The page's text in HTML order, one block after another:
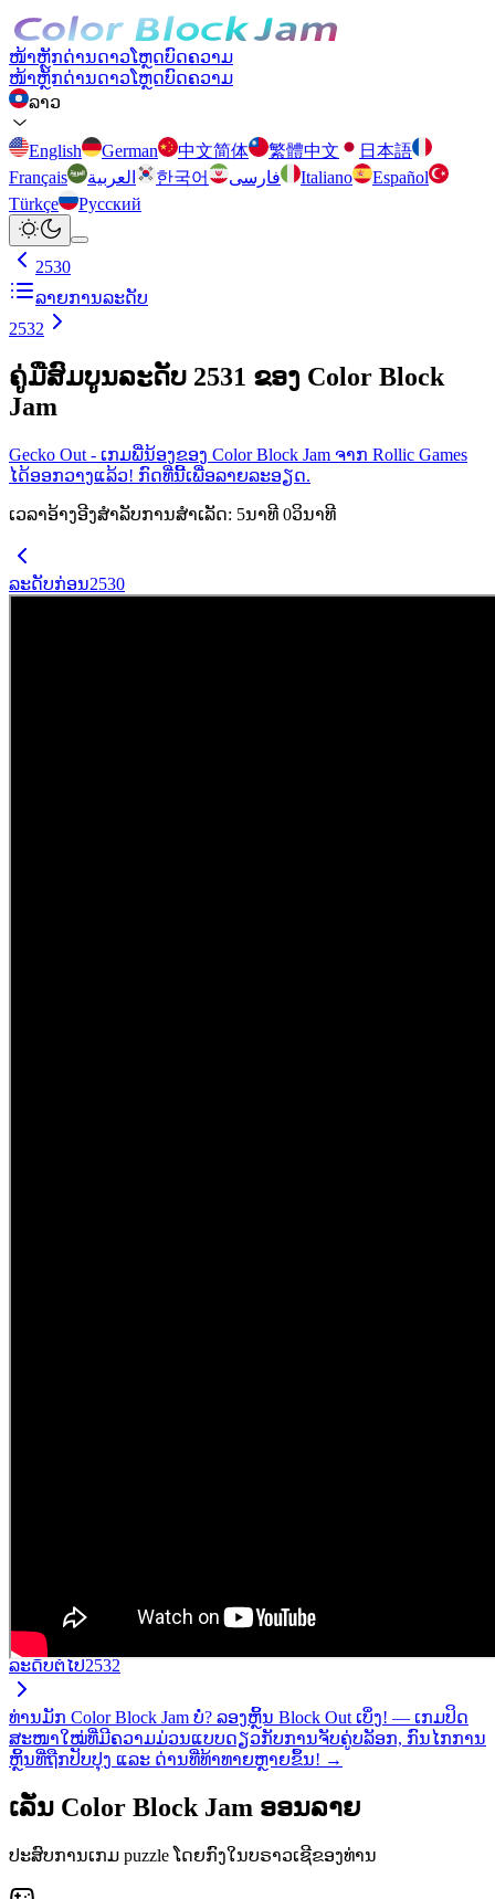
ໜ້າຫຼັກດ່ານດາວໂຫຼດບົດຄວາມ
ໜ້າຫຼັກດ່ານດາວໂຫຼດບົດຄວາມ
ລາວ
English German 中文简体 繁體中文
日本語
Français
العربية 한국어 فارسی Italiano
Español
Türkçe
Русский
2530
ລາຍການລະດັບ
2532
ຄູ່ມືສົມບູນລະດັບ 2531 ຂອງ Color Block
Jam
Gecko Out - ເກມພີ່ນ້ອງຂອງ Color Block Jam ຈາກ Rollic Games
ໄດ້ອອກວາງແລ້ວ! ກົດທີ່ນີ້ເພື່ອລາຍລະອຽດ.
ເວລາອ້າງອີງສຳລັບການສຳເລັດ: 5ນາທີ 0ວິນາທີ
ລະດັບກ່ອນ2530
ລະດັບຕໍ່ໄປ2532
ທ່ານມັກ Color Block Jam ບໍ່? ລອງຫຼິ້ນ Block Out ເບິ່ງ! — ເກມປິດ
ສະໜາໃໝ່ທີ່ມີຄວາມມ່ວນແບບດຽວກັບການຈັບຄູ່ບລັອກ, ກົນໄກການ
ຫຼິ້ນທີ່ຖືກປັບປຸງ ແລະ ດ່ານທີ່ທ້າທາຍຫຼາຍຂຶ້ນ! →
ເລັ່ນ Color Block Jam ອອນລາຍ
ປະສົບການເກມ puzzle ໂດຍກົງໃນບຣາວເຊີຂອງທ່ານ